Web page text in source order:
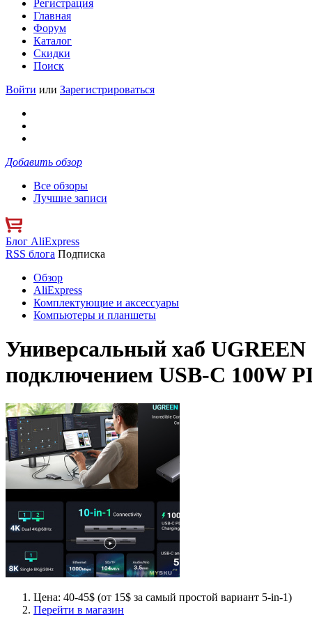
Регистрация
Главная
Форум
Каталог
Скидки
Поиск
Войти или Зарегистрироваться
Добавить обзор
Все обзоры
Лучшие записи
Блог AliExpress
RSS блога Подписка
Обзор
AliExpress
Комплектующие и аксессуары
Компьютеры и планшеты
Универсальный хаб
подключением USB-C 100W
Цена: 40-45$ (от 15$ за самый простой вариант 5-in-1)
Перейти в магазин